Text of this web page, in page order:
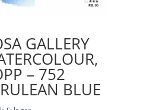
GALLERY
– 752
BLUE